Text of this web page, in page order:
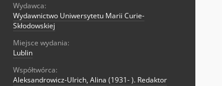
Wydawca:
Wydawnictwo Uniwersytetu Marii Curie-
Skłodowskiej
Miejsce wydania:
Lublin
Współtwórca:
Aleksandrowicz-Ulrich, Alina (1931- ). Redaktor